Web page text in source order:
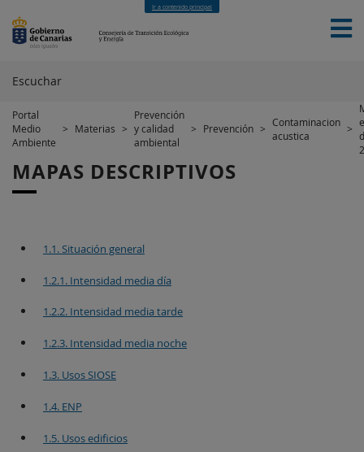
Ir a contenido principal
INICIO SERVICIOS MATERIAS
FINANCIACIÓN
EUROPEA
NOTICIAS NOVEDADES
Escuchar
Portal
Medio
Ambiente
> Materias >
Prevención
y calidad
ambiental
> Prevención > Contaminacion
acustica
>
MAPAS DESCRIPTIVOS
1.1. Situación general
1.2.1. Intensidad media día
1.2.2. Intensidad media tarde
1.2.3. Intensidad media noche
1.3. Usos SIOSE
1.4. ENP
1.5. Usos edificios